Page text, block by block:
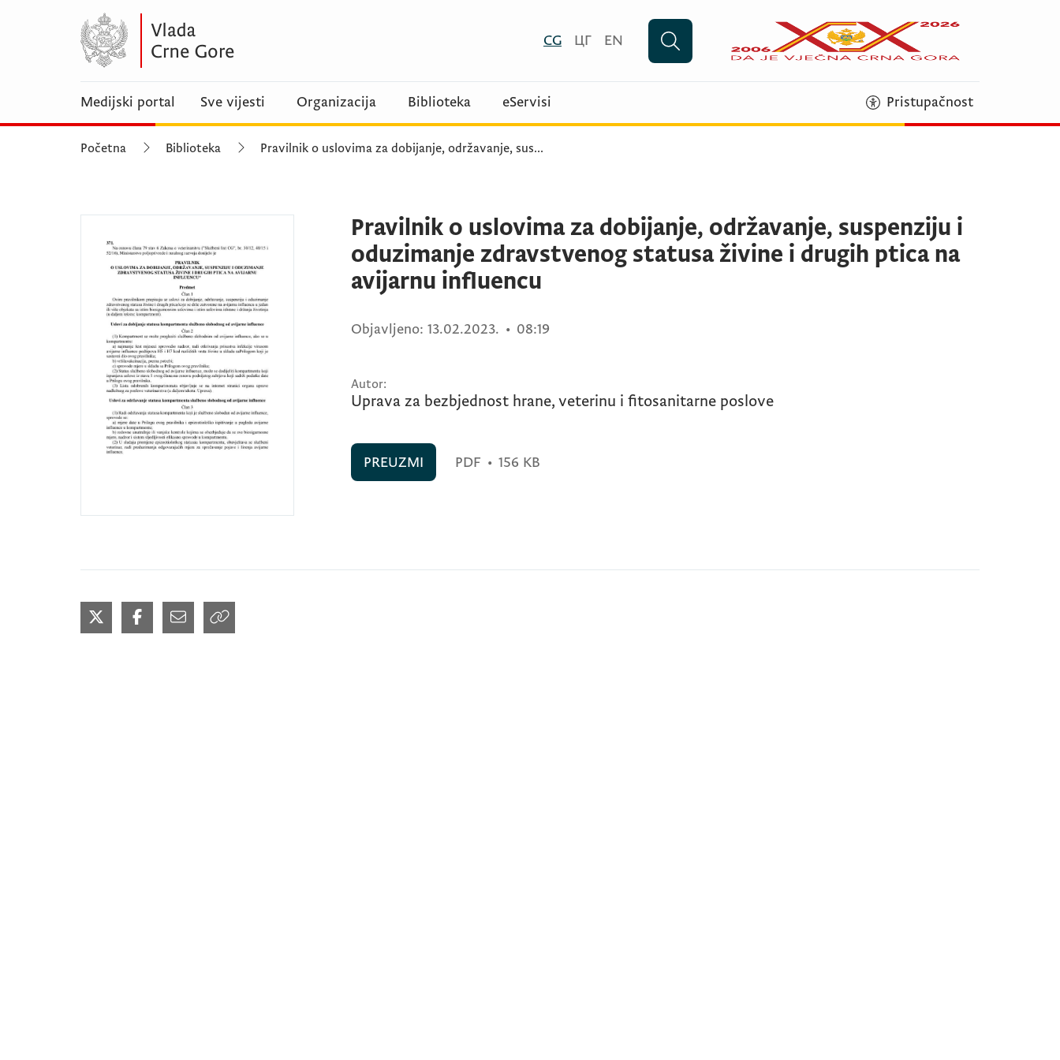
CG ЦГ EN
Medijski portal Sve vijesti Organizacija Biblioteka eServisi Pristupačnost
Početna Biblioteka Pravilnik o uslovima za dobijanje, održavanje, sus...
Pravilnik o uslovima za dobijanje, održavanje, suspenziju i
oduzimanje zdravstvenog statusa živine i drugih ptica na
avijarnu influencu
Objavljeno: 13.02.2023. • 08:19
Autor:
Uprava za bezbjednost hrane, veterinu i fitosanitarne poslove
PREUZMI PDF • 156 KB